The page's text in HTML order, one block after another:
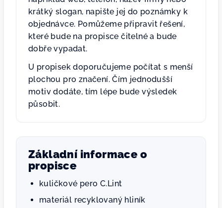
krátký slogan, napište jej do poznámky k
objednávce. Pomůžeme připravit řešení,
které bude na propisce čitelné a bude
dobře vypadat.
U propisek doporučujeme počítat s menší
plochou pro značení. Čím jednodušší
motiv dodáte, tím lépe bude výsledek
působit.
Základní informace o
propisce
kuličkové pero C.Lint
materiál recyklovaný hliník